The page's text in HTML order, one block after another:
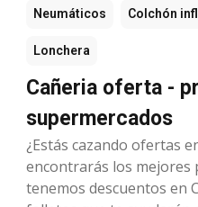
Neumáticos Colchón
Lonchera
Cañeria oferta -
supermercados
¿Estás cazando ofertas
encontrarás los mejores
tenemos descuentos en